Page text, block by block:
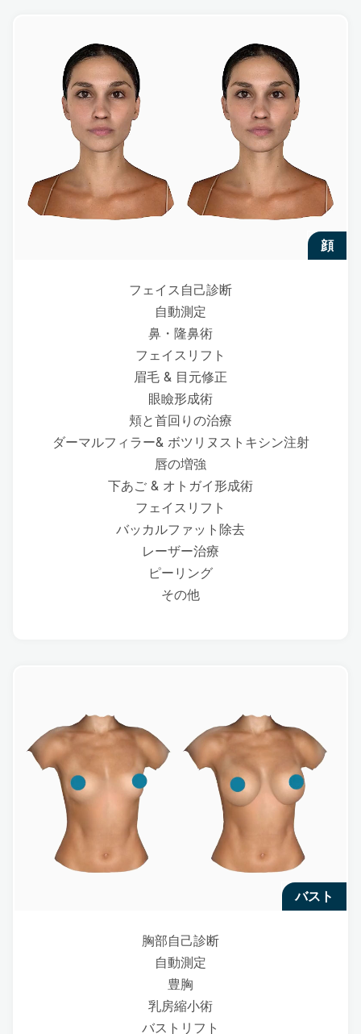
顔
フェイス自己診断
自動測定
鼻・隆鼻術
フェイスリフト
眉毛 & 目元修正
眼瞼形成術
頬と首回りの治療
ダーマルフィラー& ボツリヌストキシン注射
唇の増強
下あご & オトガイ形成術
フェイスリフト
バッカルファット除去
レーザー治療
ピーリング
その他
バスト
胸部自己診断
自動測定
豊胸
乳房縮小術
バストリフト